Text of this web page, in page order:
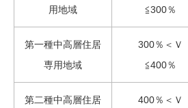
用地域 ≦300％
第一種中高層住居
専用地域
300％＜Ｖ
≦400％
第二種中高層住居
400％＜Ｖ